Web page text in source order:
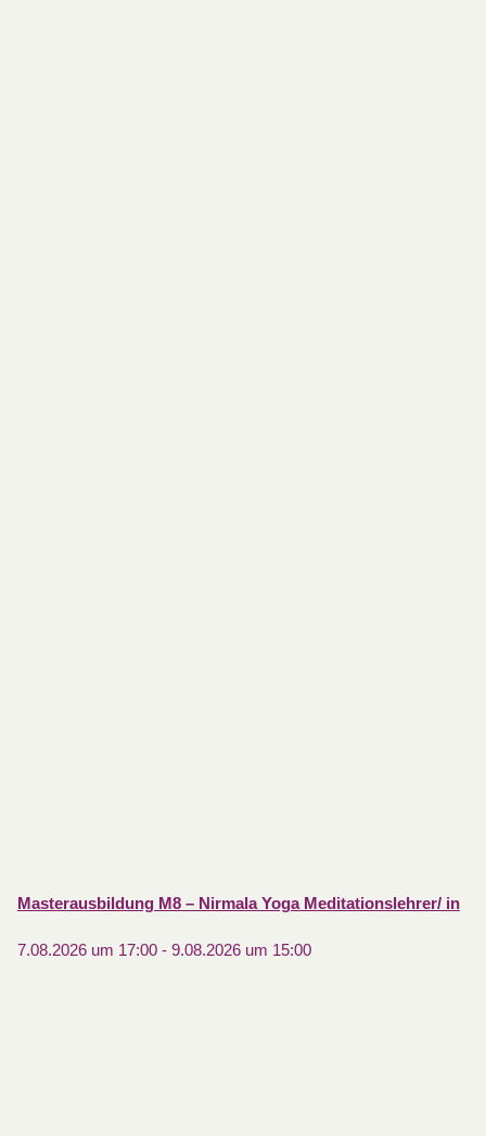
Masterausbildung M8 – Nirmala Yoga Meditationslehrer/ in
7.08.2026 um 17:00- 9.08.2026 um 15:00